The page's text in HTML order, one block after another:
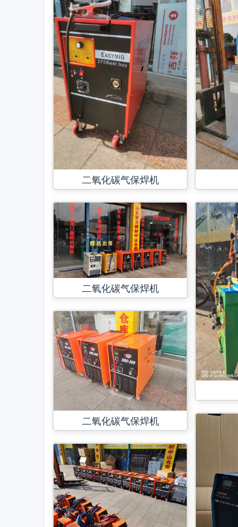
二氧化碳气保焊机
二氧化碳气保焊机
二氧化碳气保焊机